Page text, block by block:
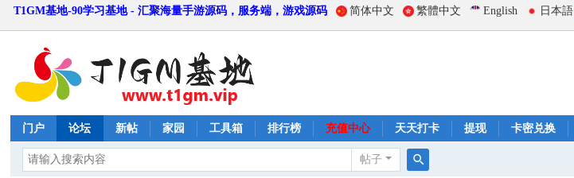
T1GM基地-90学习基地 - 汇聚海量手游源码，服务端，游戏源码 简体中文 繁體中文 English 日本語
门户 论坛 新帖 家园 工具箱 排行榜 充值中心 天天打卡 提现 卡密兑换
帖子